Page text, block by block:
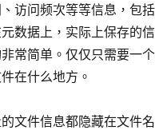
访问频次等等信息，包
数据上，实际上保存的
常简单。仅仅只需要一
在什么地方。
文件信息都隐藏在文件